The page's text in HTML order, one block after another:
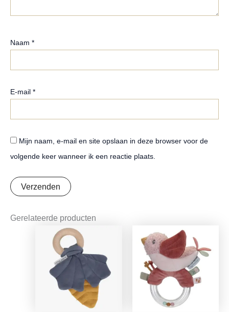
Naam *
E-mail *
Mijn naam, e-mail en site opslaan in deze browser voor de
volgende keer wanneer ik een reactie plaats.
Gerelateerde producten
Oorspronkelijke
prijs
was:
€7,95.
Huidige
prijs
is:
€6,28.
Oorspronkelijke
prijs
was:
€9,99.
Huidige
prijs
is:
€7,89.